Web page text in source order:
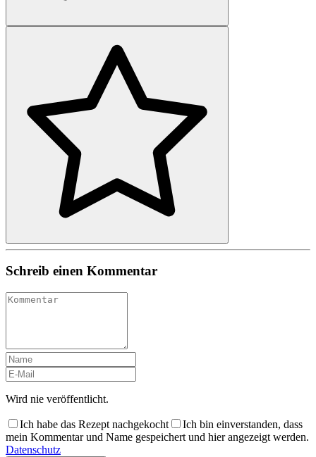
Schreib einen Kommentar
Wird nie veröffentlicht.
Ich habe das Rezept nachgekocht
Ich bin einverstanden, dass
mein Kommentar und Name gespeichert und hier angezeigt werden.
Datenschutz